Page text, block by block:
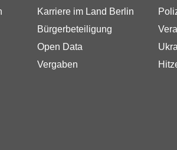
Karriere im Land Berlin
Bürgerbeteiligung
Open Data
Vergaben